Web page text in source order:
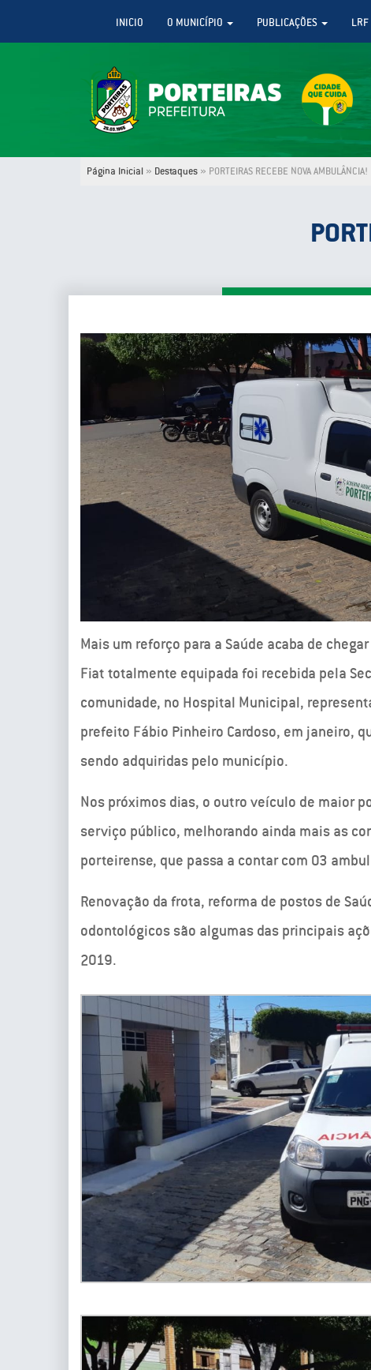
INICIO O MUNICÍPIO PUBLICAÇÕES LRF
Página Inicial » Destaques » PORTEIRAS RECEBE NOVA AMBULÂNCIA!
Mais um reforço para a Saúde acaba de
Fiat totalmente equipada foi recebida pela
comunidade, no Hospital Municipal,
prefeito Fábio Pinheiro Cardoso, em janeiro,
sendo adquiridas pelo município.
Nos próximos dias, o outro veículo de maior
serviço público, melhorando ainda mais as
porteirense, que passa a contar com 03
Renovação da frota, reforma de postos de
odontológicos são algumas das principais
2019.